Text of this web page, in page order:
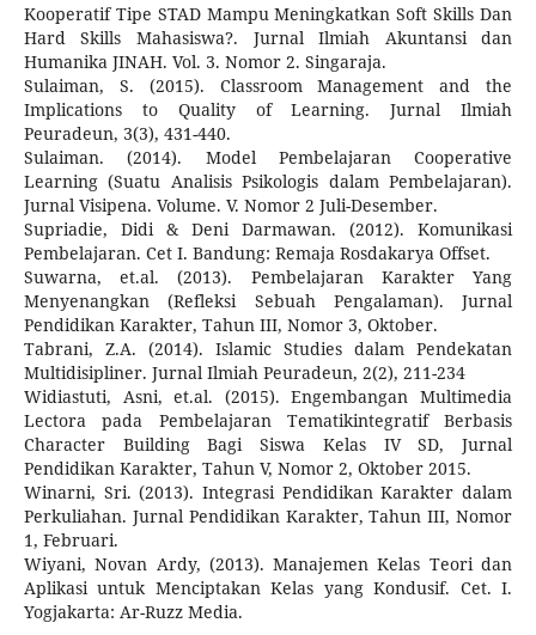
Kooperatif Tipe STAD Mampu Meningkatkan Soft Skills Dan
Hard Skills Mahasiswa?. Jurnal Ilmiah Akuntansi dan
Humanika JINAH. Vol. 3. Nomor 2. Singaraja.
Sulaiman, S. (2015). Classroom Management and the
Implications to Quality of Learning. Jurnal Ilmiah
Peuradeun, 3(3), 431-440.
Sulaiman. (2014). Model Pembelajaran Cooperative
Learning (Suatu Analisis Psikologis dalam Pembelajaran).
Jurnal Visipena. Volume. V. Nomor 2 Juli-Desember.
Supriadie, Didi & Deni Darmawan. (2012). Komunikasi
Pembelajaran. Cet I. Bandung: Remaja Rosdakarya Offset.
Suwarna, et.al. (2013). Pembelajaran Karakter Yang
Menyenangkan (Refleksi Sebuah Pengalaman). Jurnal
Pendidikan Karakter, Tahun III, Nomor 3, Oktober.
Tabrani, Z.A. (2014). Islamic Studies dalam Pendekatan
Multidisipliner. Jurnal Ilmiah Peuradeun, 2(2), 211-234
Widiastuti, Asni, et.al. (2015). Engembangan Multimedia
Lectora pada Pembelajaran Tematikintegratif Berbasis
Character Building Bagi Siswa Kelas IV SD, Jurnal
Pendidikan Karakter, Tahun V, Nomor 2, Oktober 2015.
Winarni, Sri. (2013). Integrasi Pendidikan Karakter dalam
Perkuliahan. Jurnal Pendidikan Karakter, Tahun III, Nomor
1, Februari.
Wiyani, Novan Ardy, (2013). Manajemen Kelas Teori dan
Aplikasi untuk Menciptakan Kelas yang Kondusif. Cet. I.
Yogjakarta: Ar-Ruzz Media.